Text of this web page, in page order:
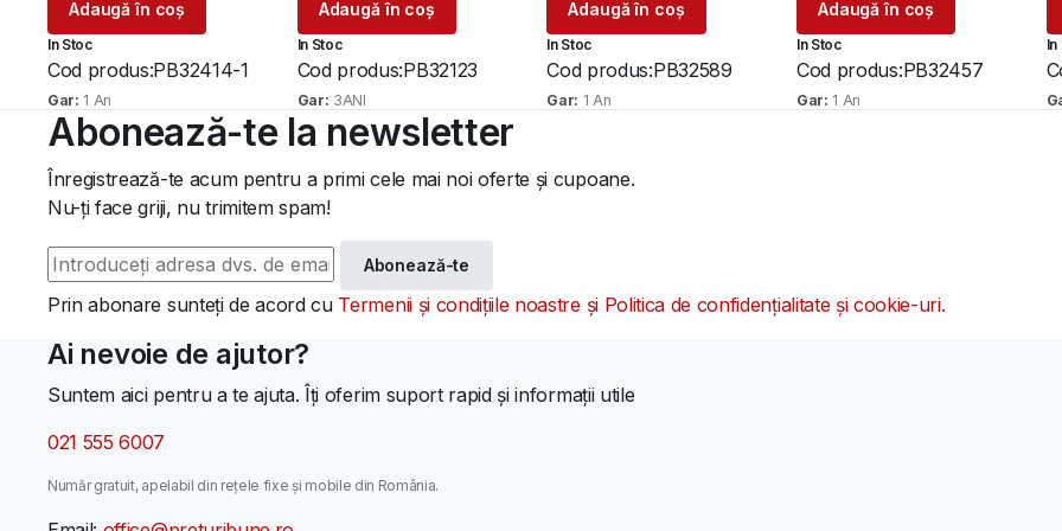
a
fost:
890 lei.
este:
599 lei.
Adaugă în coș
In Stoc
Cod produs:PB32414-1
Gar: 1 An
a
fost:
998 lei.
este:
669 lei.
Adaugă în coș
In Stoc
Cod produs:PB32123
Gar: 3ANI
a
fost:
1.038 lei.
este:
675 lei.
Adaugă în coș
In Stoc
Cod produs:PB32589
Gar: 1 An
Adaugă în coș
In Stoc
Cod produs:PB32457
Gar: 1 An
a
Abonează-te la newsletter
Înregistrează-te acum pentru a primi cele mai noi oferte și cupoane.
Nu-ți face griji, nu trimitem spam!
Abonează-te
Prin abonare sunteți de acord cu Termenii și condițiile noastre și Politica de confidențialitate și cookie-uri.
Ai nevoie de ajutor?
Suntem aici pentru a te ajuta. Îți oferim suport rapid și informații utile
021 555 6007
Număr gratuit, apelabil din rețele fixe și mobile din România.